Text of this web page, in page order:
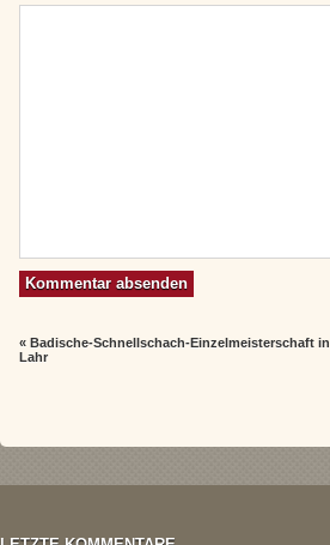
«Badische-Schnellschach-Einzelmeisterschaft in
Lahr